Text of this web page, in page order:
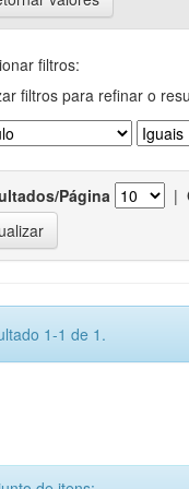
filtros:
filtros para refinar o
Página |
1-1 de 1.